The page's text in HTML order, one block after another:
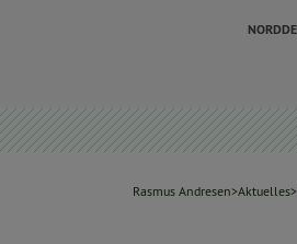
Rasmus Andresen>Aktuelles>